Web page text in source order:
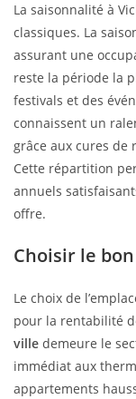
La saisonnalité à
classiques. La
assurant une
reste la période la
festivals et des
connaissent un
grâce aux cures de
Cette répartition
annuels
offre.
Choisir le
Le choix de
pour la rentabilité
ville demeure le
immédiat aux
appartements